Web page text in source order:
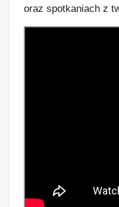
oraz spotkaniach z